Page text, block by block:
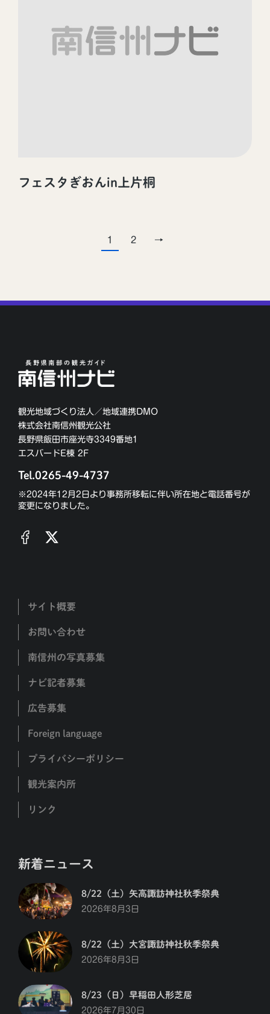
フェスタぎおんin上片桐
1 2 →
観光地域づくり法人／地域連携DMO
株式会社南信州観光公社
長野県飯田市座光寺3349番地1
エスバードE棟 2F
Tel.0265-49-4737
※2024年12月2日より事務所移転に伴い所在地と電話番号が
変更になりました。
サイト概要
お問い合わせ
南信州の写真募集
ナビ記者募集
広告募集
Foreign language
プライバシーポリシー
観光案内所
リンク
新着ニュース
8/22（土）矢高諏訪神社秋季祭典
2026年8月3日
8/22（土）大宮諏訪神社秋季祭典
2026年8月3日
8/23（日）早稲田人形芝居
2026年7月30日